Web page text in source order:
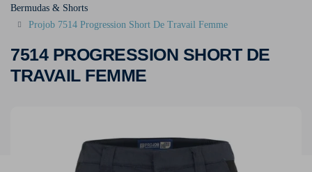
7514 PROGRESSION SHORT DE
TRAVAIL FEMME
Bermudas & Shorts
Projob 7514 Progression Short De Travail Femme